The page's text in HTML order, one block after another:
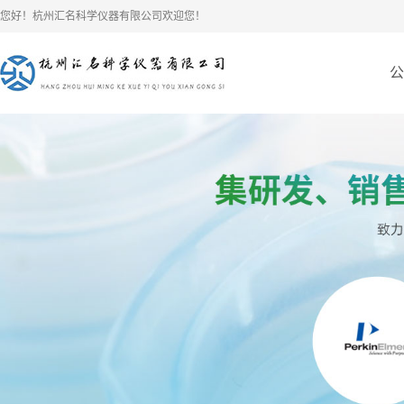
您好！杭州汇名科学仪器有限公司欢迎您！